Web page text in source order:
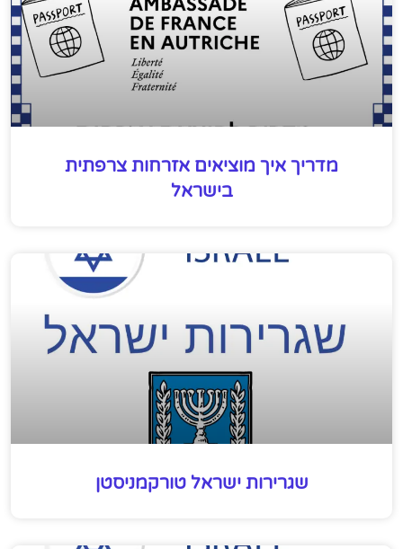
מדריך איך מוציאים אזרחות צרפתית
בישראל
שגרירות ישראל טורקמניסטן